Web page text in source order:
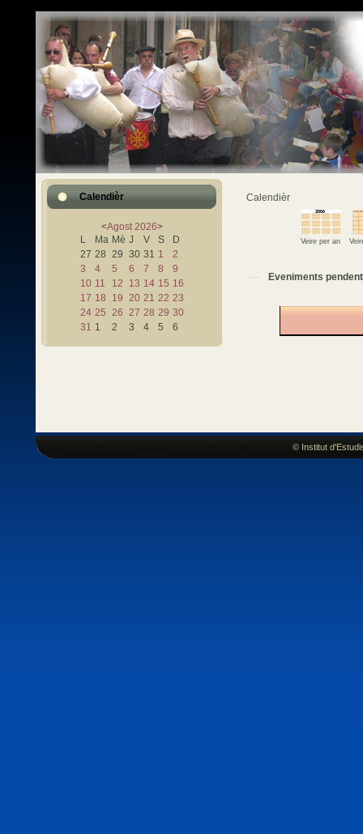
Calendièr
<Agost 2026>
L
Ma Mè J V S
D
27 28 29 30 31 1
2
3
4 5 6 7 8
9
10 11 12 13 14 15 16
17 18 19 20 21 22 23
24 25 26 27 28 29 30
31 1 2 3 4 5 6
Calendièr
Veire per an
Eveniments pendent
© Institut